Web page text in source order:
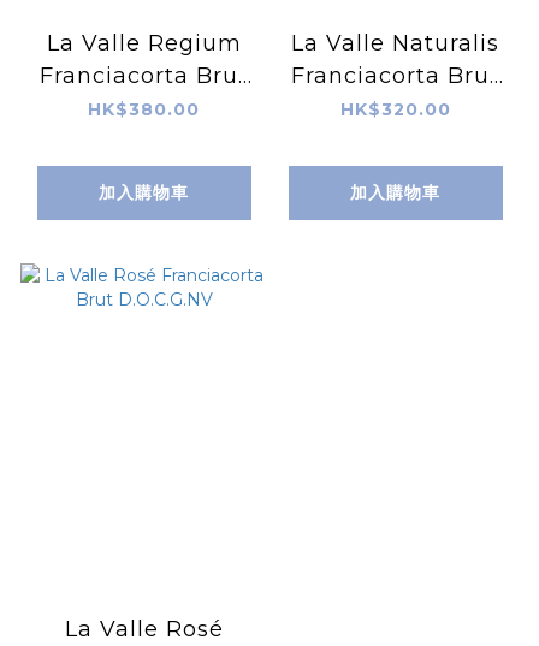
La Valle Regium
Franciacorta Brut
D.O.C.G.2008
HK$380.00
加入購物車
La Valle Naturalis
Franciacorta Brut
D.O.C.G.2008
HK$320.00
加入購物車
La Valle Rosé